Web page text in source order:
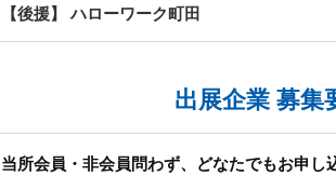
【後援】 ハローワーク町田
出展企業 募集
当所会員・非会員問わず、どなたでもお申し